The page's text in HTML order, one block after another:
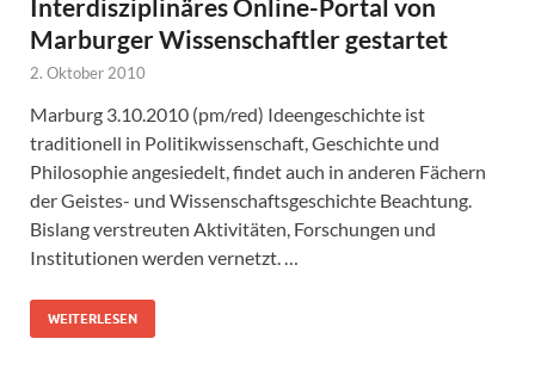
Interdisziplinäres Online-Portal von
Marburger Wissenschaftler gestartet
2. Oktober 2010
Marburg 3.10.2010 (pm/red) Ideengeschichte ist
traditionell in Politikwissenschaft, Geschichte und
Philosophie angesiedelt, findet auch in anderen Fächern
der Geistes- und Wissenschaftsgeschichte Beachtung.
Bislang verstreuten Aktivitäten, Forschungen und
Institutionen werden vernetzt. …
WEITERLESEN